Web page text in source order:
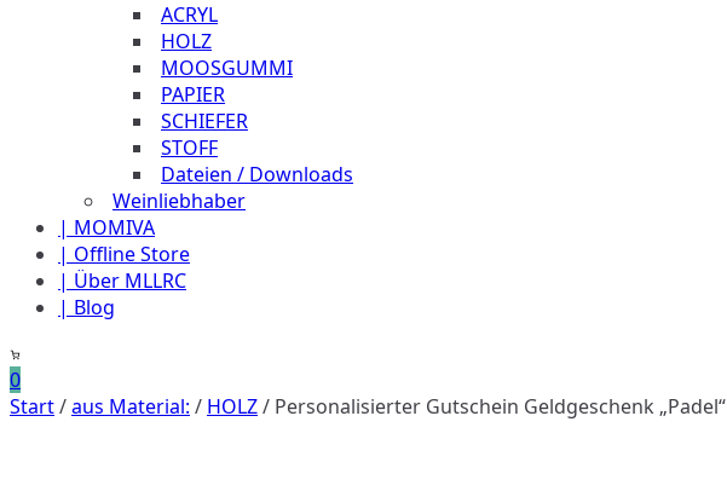
ACRYL
HOLZ
MOOSGUMMI
PAPIER
SCHIEFER
STOFF
Dateien / Downloads
Weinliebhaber
| MOMIVA
| Offline Store
| Über MLLRC
| Blog
0
Start/aus Material: / HOLZ/ Personalisierter Gutschein Geldgeschenk „Padel“